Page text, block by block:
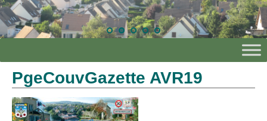
PgeCouvGazette AVR19